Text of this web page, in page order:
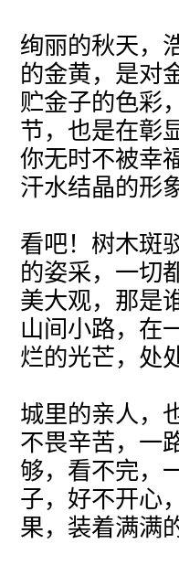
绚丽的秋天，
的金黄，是对
贮金子的色彩
节，也是在彰
你无时不被幸
汗水结晶的形
看吧！树木斑
的姿采，一切
美大观，那是
山间小路，在
烂的光芒，处
城里的亲人，
不畏辛苦，一
够，看不完，
子，好不开心
果，装着满满